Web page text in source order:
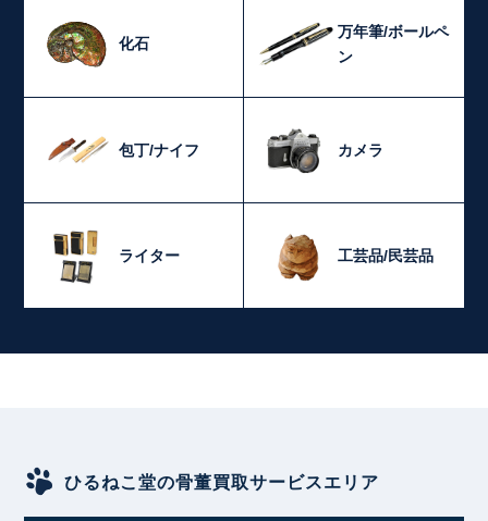
化石
万年筆/ボールペ
ン
包丁/ナイフ カメラ
ライター 工芸品/民芸品
ひるねこ堂の骨董買取サービスエリア